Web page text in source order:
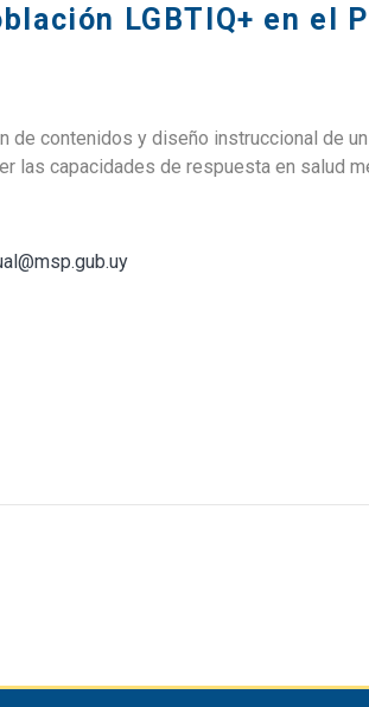
LGBTIQ+ en el
de contenidos y diseño instruccional de
las capacidades de respuesta en salud